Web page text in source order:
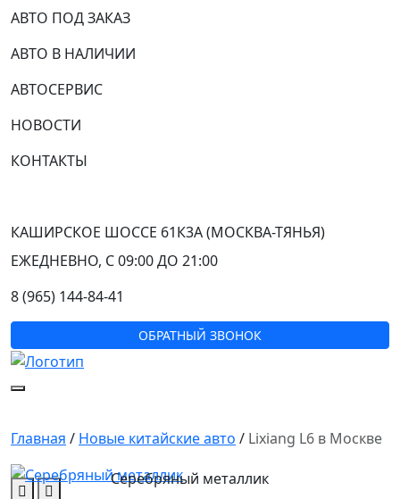
АВТО ПОД ЗАКАЗ
АВТО В НАЛИЧИИ
АВТОСЕРВИС
НОВОСТИ
КОНТАКТЫ
КАШИРСКОЕ ШОССЕ 61К3А (МОСКВА-ТЯНЬЯ)
ЕЖЕДНЕВНО, С 09:00 ДО 21:00
8 (965) 144-84-41
ОБРАТНЫЙ ЗВОНОК
Главная / Новые китайские авто / Lixiang L6 в Москве
Серебряный металлик